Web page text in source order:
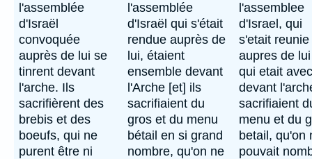
l'assemblée
d'Israël
convoquée
auprès de lui se
tinrent devant
l'arche. Ils
sacrifièrent des
brebis et des
boeufs, qui ne
purent être ni
l'assemblée
d'Israël qui s'était
rendue auprès de
lui, étaient
ensemble devant
l'Arche [et] ils
sacrifiaient du
gros et du menu
bétail en si grand
nombre, qu'on ne
l'assemblee
d'Israel, qui
s'etait reunie
aupres de
qui etait
devant
sacrifiaient
menu et du
betail, qu'on
pouvait